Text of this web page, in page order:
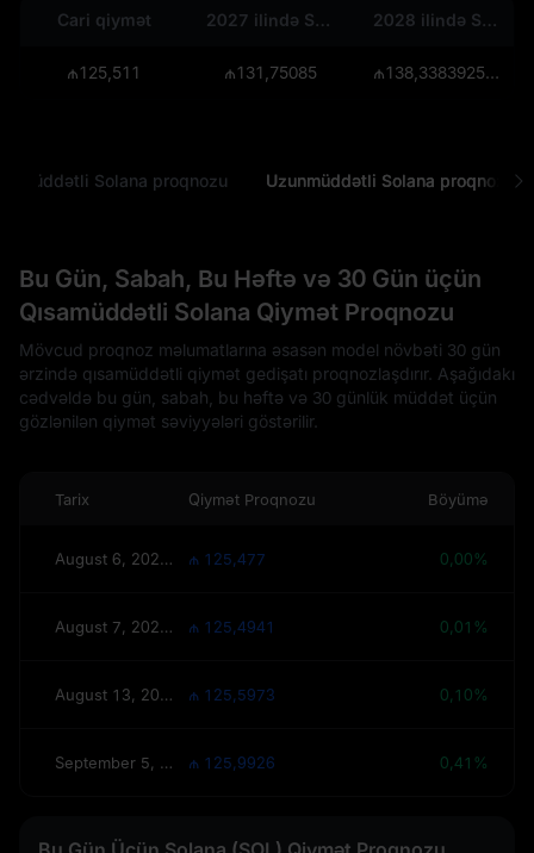
Cari qiymət 2027 ilində SOL 2028 ilində SOL
₼125,511 ₼131,75085 ₼138,338392500000017
Solana proqnozu Uzunmüddətli Solana proqnozu
Bu Gün, Sabah, Bu Həftə və 30 Gün üçün
Qısamüddətli Solana Qiymət Proqnozu
Mövcud proqnoz məlumatlarına əsasən model növbəti 30 gün
ərzində qısamüddətli qiymət gedişatı proqnozlaşdırır. Aşağıdakı
cədvəldə bu gün, sabah, bu həftə və 30 günlük müddət üçün
gözlənilən qiymət səviyyələri göstərilir.
Tarix Qiymət Proqnozu Böyümə
August 6, 2026(Bu gün) ₼ 125,477 0,00%
August 7, 2026(Sabah) ₼ 125,4941 0,01%
August 13, 2026(Bu Həftə) ₼ 125,5973 0,10%
September 5, 2026(30 Gün) ₼ 125,9926 0,41%